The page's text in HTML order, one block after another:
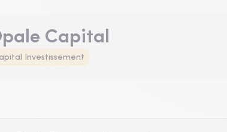
Capital
Investissement